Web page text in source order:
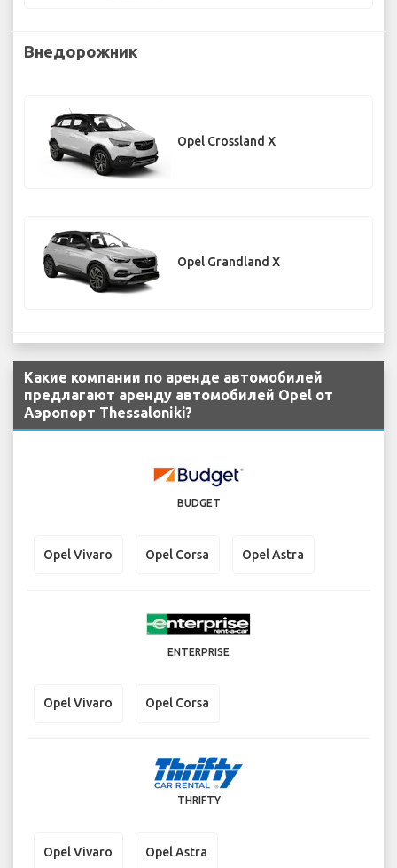
Внедорожник
Opel Crossland X
Opel Grandland X
Какие компании по аренде автомобилей
предлагают аренду автомобилей Opel от
Аэропорт Thessaloniki?
BUDGET
Opel Vivaro Opel Corsa Opel Astra
ENTERPRISE
Opel Vivaro Opel Corsa
THRIFTY
Opel Vivaro Opel Astra